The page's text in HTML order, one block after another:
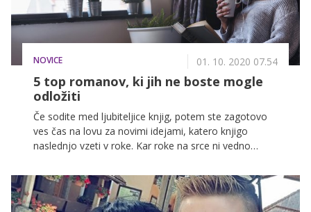
NOVICE 01. 10. 2020 07.54
5 top romanov, ki jih ne boste mogle
odložiti
Če sodite med ljubiteljice knjig, potem ste zagotovo
ves čas na lovu za novimi idejami, katero knjigo
naslednjo vzeti v roke. Kar roke na srce ni vedno
nemogoče odločiti. Da bo izbira malo lažja, v
nadaljevanju razkrivamo 5 top knjig, ki so postale
svetovne uspešnice in jih ne boste mogle odložiti.